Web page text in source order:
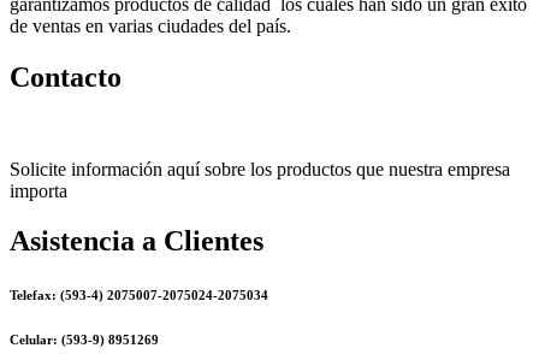
de ventas en varias ciudades del país.
Contacto
Solicite información aquí sobre los productos que nuestra empresa
importa
Asistencia a Clientes
Telefax: (593-4) 2075007-2075024-2075034
Celular: (593-9) 8951269